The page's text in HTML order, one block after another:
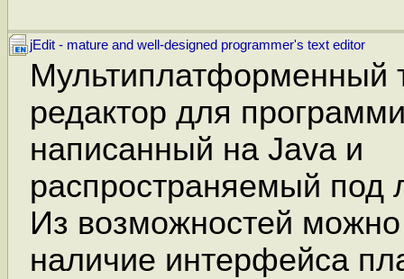
jEdit - mature and well-designed programmer's text editor
Мультиплатформенный
редактор для
написанный на Java и
распространяемый под
Из возможностей можно
наличие интерфейса